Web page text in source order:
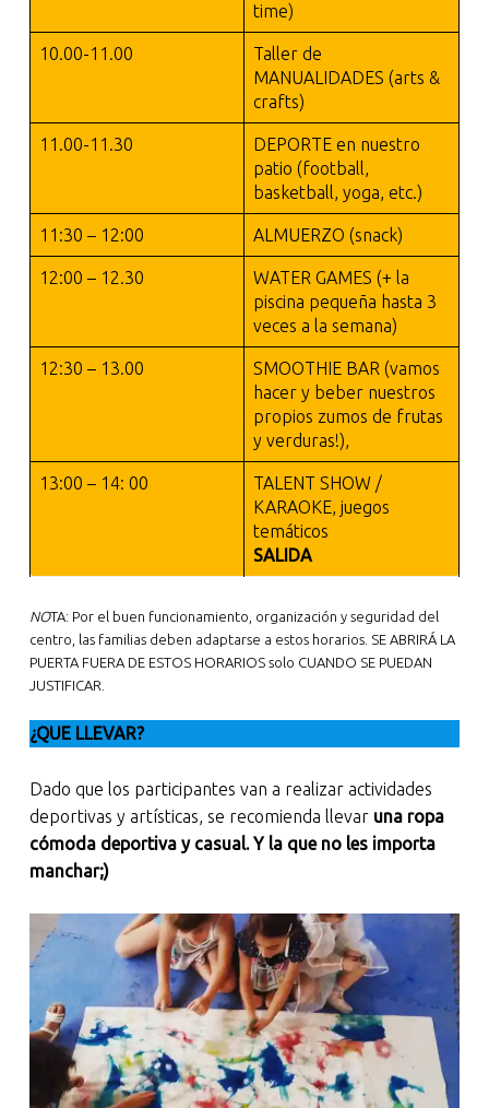
time)
10.00-11.00
Taller de
MANUALIDADES (arts &
crafts)
11.00-11.30
DEPORTE en nuestro
patio (football,
basketball, yoga, etc.)
11:30 – 12:00 ALMUERZO (snack)
12:00 – 12.30
WATER GAMES (+ la
piscina pequeña hasta 3
veces a la semana)
12:30 – 13.00
SMOOTHIE BAR (vamos
hacer y beber nuestros
propios zumos de frutas
y verduras!),
13:00 – 14: 00
TALENT SHOW /
KARAOKE, juegos
temáticos
SALIDA
NOTA: Por el buen funcionamiento, organización y seguridad del
centro, las familias deben adaptarse a estos horarios. SE ABRIRÁ LA
PUERTA FUERA DE ESTOS HORARIOS solo CUANDO SE PUEDAN
JUSTIFICAR.
¿QUE LLEVAR?
Dado que los participantes van a realizar actividades
deportivas y artísticas, se recomienda llevaruna ropa
cómoda deportiva y casual. Y la que no les importa
manchar;)